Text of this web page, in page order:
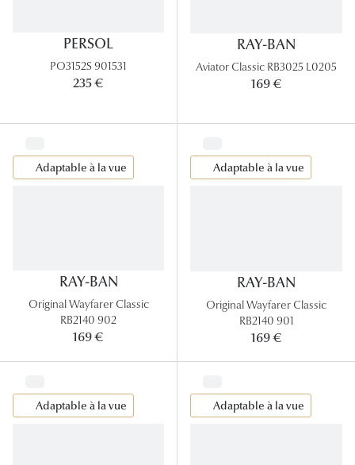
Lunettes
Lunettes
Voir
PERSOL
PO3152S 901531
235 €
RAY-BAN
Aviator Classic RB3025 L0205
169 €
Adaptable à la vue
RAY-BAN
Original Wayfarer Classic
RB2140 902
169 €
Adaptable à la vue
RAY-BAN
Original Wayfarer Classic
RB2140 901
169 €
Adaptable à la vue Adaptable à la vue